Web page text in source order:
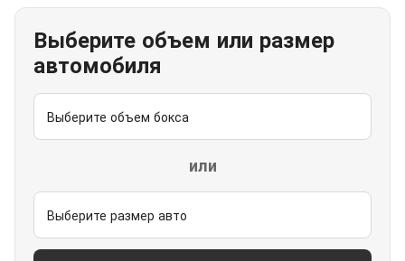
Выберите объем или размер
автомобиля
или